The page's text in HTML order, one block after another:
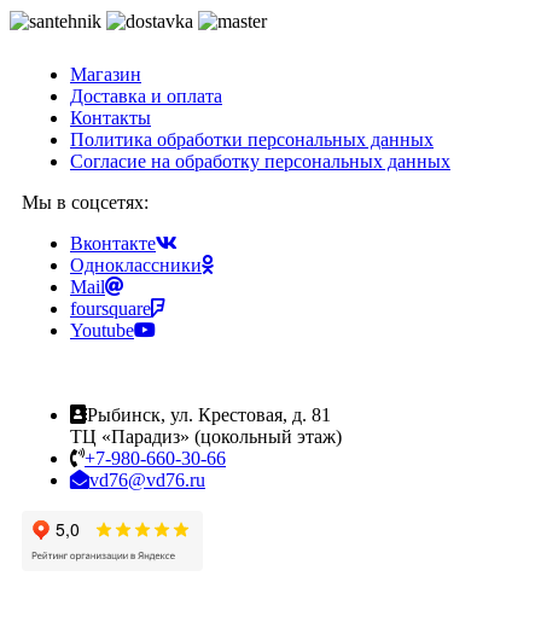
Магазин
Доставка и оплата
Контакты
Политика обработки персональных данных
Согласие на обработку персональных данных
Мы в соцсетях:
Вконтакте
Одноклассники
Mail
foursquare
Youtube
Рыбинск, ул. Крестовая, д. 81
ТЦ «Парадиз» (цокольный этаж)
+7-980-660-30-66
vd76@vd76.ru